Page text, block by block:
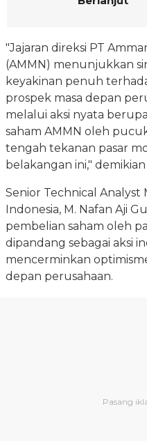
"Jajaran direksi PT
(AMMN) menunjukkan
keyakinan penuh
prospek masa depan
melalui aksi nyata
saham AMMN oleh
tengah tekanan pasar
belakangan ini,"
Senior Technical Analyst
Indonesia, M. Nafan Aji
pembelian saham oleh
dipandang sebagai aksi
mencerminkan
depan perusahaan.